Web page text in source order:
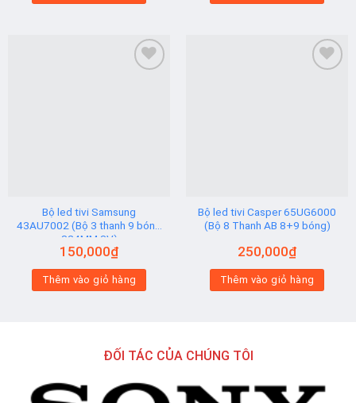
Bộ led tivi Samsung
43AU7002 (Bộ 3 thanh 9 bóng
824MM 3V)
150,000₫
Thêm vào giỏ hàng
Bộ led tivi Casper 65UG6000
(Bộ 8 Thanh AB 8+9 bóng)
250,000₫
Thêm vào giỏ hàng
ĐỐI TÁC CỦA CHÚNG TÔI